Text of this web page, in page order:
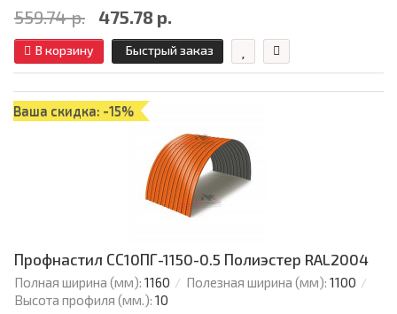
559.74 р. 475.78 р.
В корзину Быстрый заказ
Ваша скидка: -15%
Профнастил СС10ПГ-1150-0.5 Полиэстер RAL2004
Полная ширина (мм): 1160 Полезная ширина (мм): 1100
Высота профиля (мм.): 10